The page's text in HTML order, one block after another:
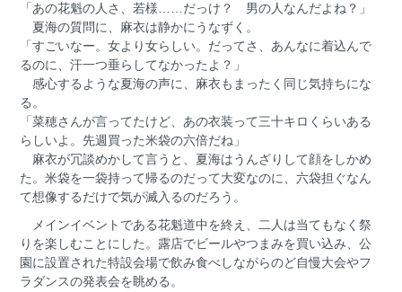
「あの花魁の人さ、若様……だっけ？ 男の人なんだよね？」
夏海の質問に、麻衣は静かにうなずく。
「すごいなー。女より女らしい。だってさ、あんなに着込んで
るのに、汗一つ垂らしてなかったよ？」
感心するような夏海の声に、麻衣もまったく同じ気持ちにな
る。
「菜穂さんが言ってたけど、あの衣装って三十キロくらいある
らしいよ。先週買った米袋の六倍だね」
麻衣が冗談めかして言うと、夏海はうんざりして顔をしかめ
た。米袋を一袋持って帰るのだって大変なのに、六袋担ぐなん
て想像するだけで気が滅入るのだろう。
メインイベントである花魁道中を終え、二人は当てもなく祭
りを楽しむことにした。露店でビールやつまみを買い込み、公
園に設置された特設会場で飲み食べしながらのど自慢大会やフ
ラダンスの発表会を眺める。